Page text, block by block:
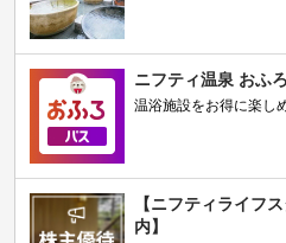
ニフティ温泉 おふ
温浴施設をお得に楽し
【ニフティライフ
内】